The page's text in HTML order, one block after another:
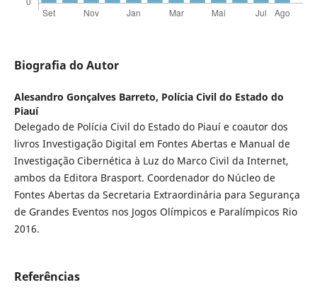
Biografia do Autor
Alesandro Gonçalves Barreto, Polícia Civil do Estado do
Piauí
Delegado de Polícia Civil do Estado do Piauí e coautor dos
livros Investigação Digital em Fontes Abertas e Manual de
Investigação Cibernética à Luz do Marco Civil da Internet,
ambos da Editora Brasport. Coordenador do Núcleo de
Fontes Abertas da Secretaria Extraordinária para Segurança
de Grandes Eventos nos Jogos Olímpicos e Paralímpicos Rio
2016.
Referências